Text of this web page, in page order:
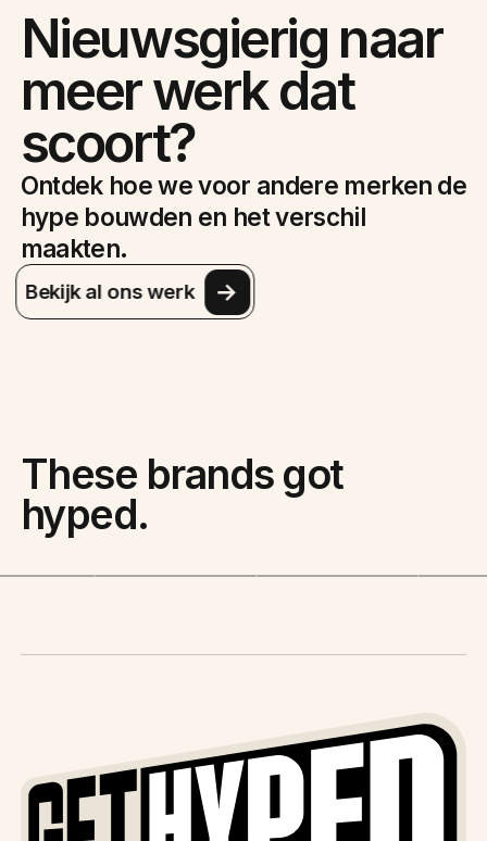
Nieuwsgierig naar
meer werk dat
scoort?
Ontdek hoe we voor andere merken de
hype bouwden en het verschil
maakten.
Bekijk al ons werk
These brands got
hyped.